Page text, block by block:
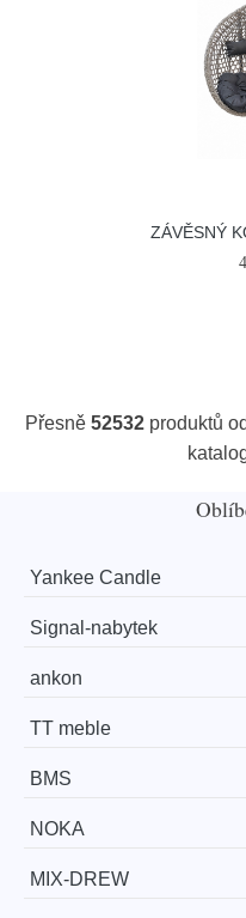
ZÁVĚSNÝ
Přesně 52532produktů od
Yankee Candle
Signal-nabytek
ankon
TT meble
BMS
NOKA
MIX-DREW